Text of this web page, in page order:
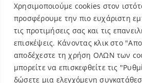
Χρησιμοποιούμε cookies στον
προσφέρουμε την πιο ευχάριστη
τις προτιμήσεις σας και τις
επισκέψεις. Κάνοντας κλικ στο
αποδέχεστε τη χρήση ΟΛΩΝ των
μπορείτε να επισκεφθείτε τις
δώσετε μια ελεγχόμενη
© Copyright 2022 –
παιδιά με καρκίνο και
Όνειρο Μια Ευχή» / Designed &
Plc